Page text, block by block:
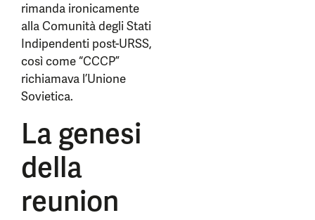
rimanda ironicamente
alla Comunità degli Stati
Indipendenti post-URSS,
così come “CCCP”
richiamava l’Unione
Sovietica.
La genesi
della
reunion